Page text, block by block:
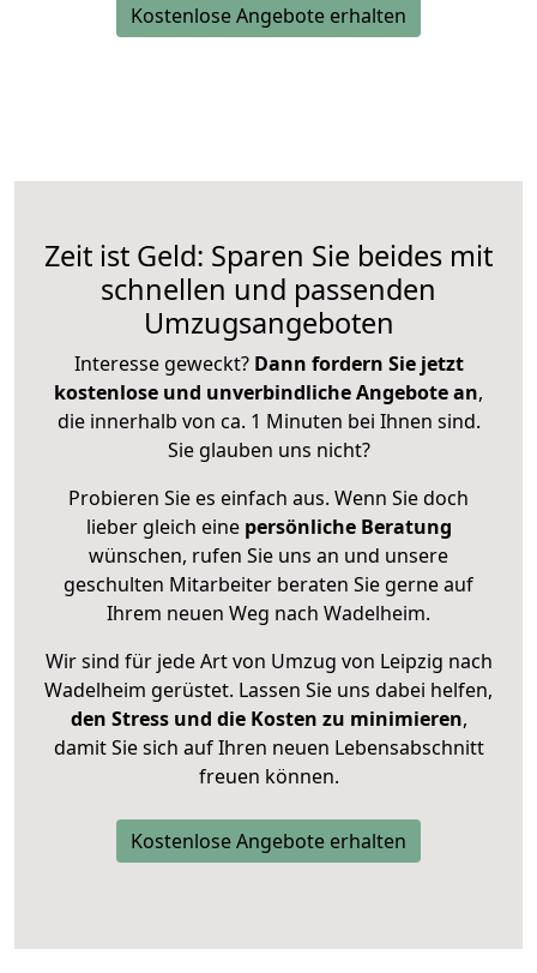
Kostenlose Angebote erhalten
Zeit ist Geld: Sparen Sie beides mit
schnellen und passenden
Umzugsangeboten
Interesse geweckt? Dann fordern Sie jetzt
kostenlose und unverbindliche Angebote an,
die innerhalb von ca. 1 Minuten bei Ihnen sind.
Sie glauben uns nicht?
Probieren Sie es einfach aus. Wenn Sie doch
lieber gleich eine persönliche Beratung
wünschen, rufen Sie uns an und unsere
geschulten Mitarbeiter beraten Sie gerne auf
Ihrem neuen Weg nach Wadelheim.
Wir sind für jede Art von Umzug von Leipzig nach
Wadelheim gerüstet. Lassen Sie uns dabei helfen,
den Stress und die Kosten zu minimieren,
damit Sie sich auf Ihren neuen Lebensabschnitt
freuen können.
Kostenlose Angebote erhalten